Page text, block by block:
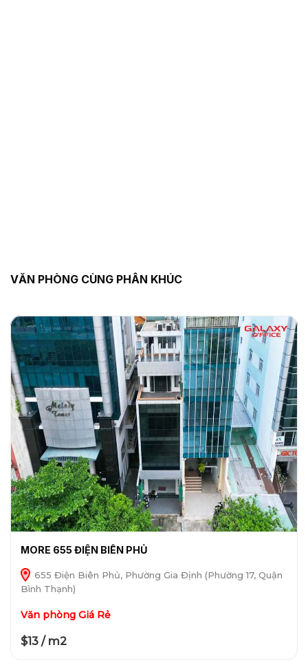
VĂN PHÒNG CÙNG PHÂN KHÚC
MORE 655 ĐIỆN BIÊN PHỦ
655 Điện Biên Phủ, Phường Gia Định (Phường 17, Quận
Bình Thạnh)
Văn phòng Giá Rẻ
$13 / m2